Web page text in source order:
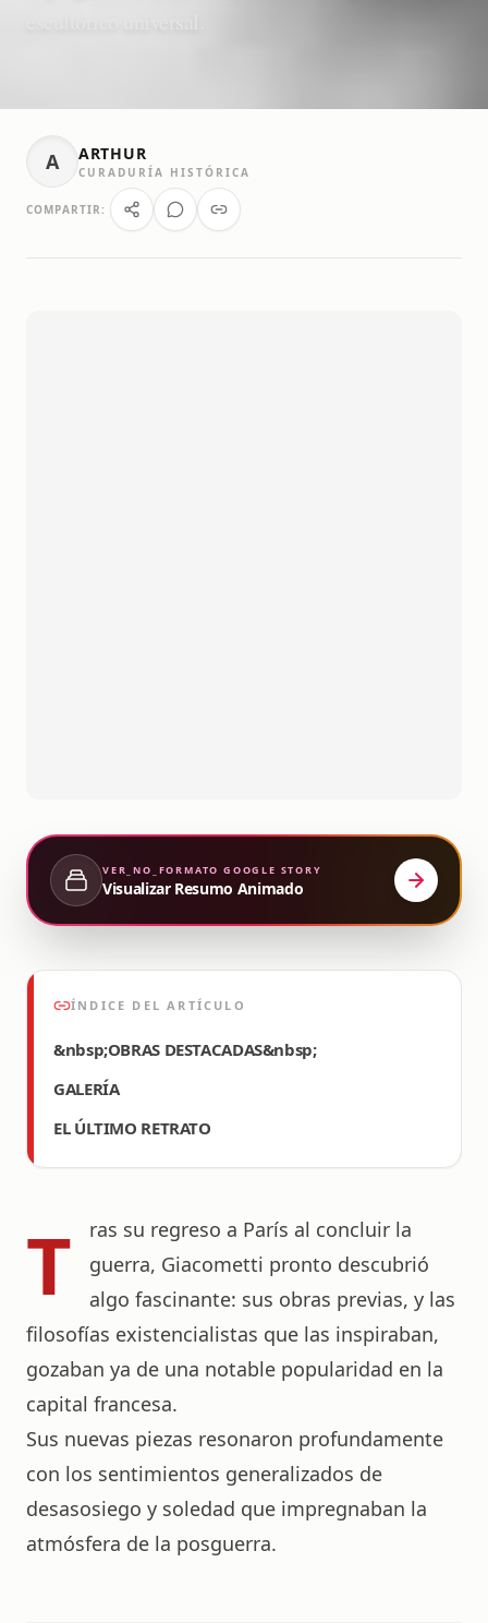
A ARTHUR
CURADURÍA HISTÓRICA
COMPARTIR:
VER_NO_FORMATO GOOGLE STORY
Visualizar Resumo Animado
ÍNDICE DEL ARTÍCULO
&nbsp;OBRAS DESTACADAS&nbsp;
GALERÍA
EL ÚLTIMO RETRATO
T
ras su regreso a París al concluir la
guerra, Giacometti pronto descubrió
algo fascinante: sus obras previas, y las
filosofías existencialistas que las inspiraban,
gozaban ya de una notable popularidad en la
capital francesa.
Sus nuevas piezas resonaron profundamente
con los sentimientos generalizados de
desasosiego y soledad que impregnaban la
atmósfera de la posguerra.